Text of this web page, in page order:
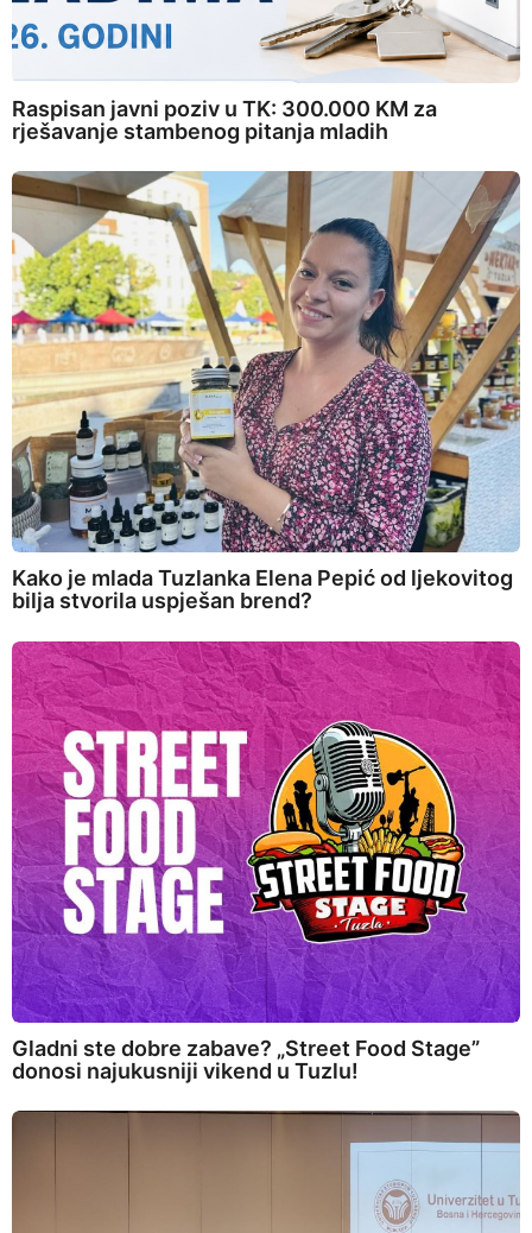
Raspisan javni poziv u TK: 300.000 KM za
rješavanje stambenog pitanja mladih
Kako je mlada Tuzlanka Elena Pepić od ljekovitog
bilja stvorila uspješan brend?
Gladni ste dobre zabave? „Street Food Stage”
donosi najukusniji vikend u Tuzlu!